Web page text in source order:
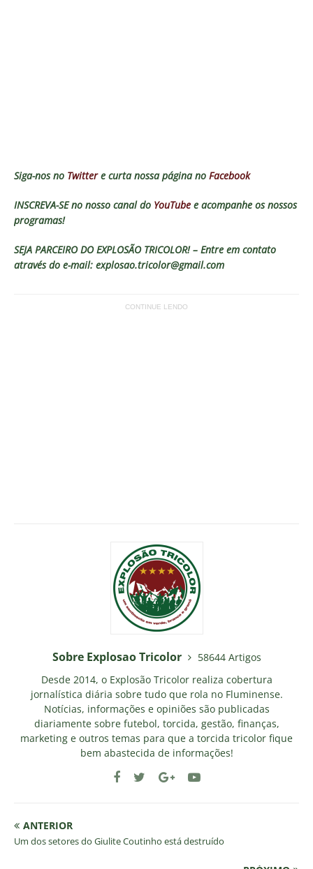
Siga-nos no Twittere curta nossa página no Facebook
INSCREVA-SE no nosso canal do YouTube e acompanhe os nossos
programas!
SEJA PARCEIRO DO EXPLOSÃO TRICOLOR! – Entre em contato
através do e-mail: explosao.tricolor@gmail.com
CONTINUE LENDO
Sobre Explosao Tricolor
58644 Artigos
Desde 2014, o Explosão Tricolor realiza cobertura
jornalística diária sobre tudo que rola no Fluminense.
Notícias, informações e opiniões são publicadas
diariamente sobre futebol, torcida, gestão, finanças,
marketing e outros temas para que a torcida tricolor fique
bem abastecida de informações!
ANTERIOR
Um dos setores do Giulite Coutinho está destruído